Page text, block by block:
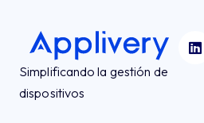
Simplificando la gestión de
dispositivos